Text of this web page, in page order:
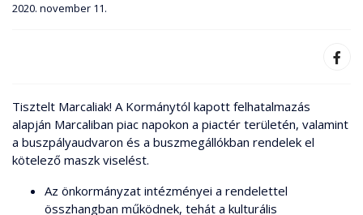
2020. november 11.
Tisztelt Marcaliak! A Kormánytól kapott felhatalmazás
alapján Marcaliban piac napokon a piactér területén, valamint
a buszpályaudvaron és a buszmegállókban rendelek el
kötelező maszk viselést.
Az önkormányzat intézményei a rendelettel
összhangban működnek, tehát a kulturális